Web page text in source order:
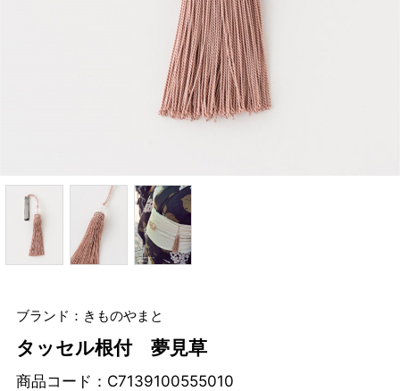
ブランド：きものやまと
タッセル根付 夢見草
商品コード： C7139100555010